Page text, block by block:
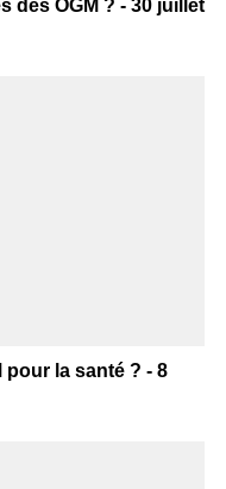
des OGM ? - 30 juillet
pour la santé ? - 8